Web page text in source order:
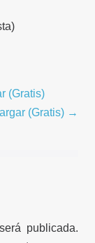
(Gratis)
(Gratis) →
publicada.